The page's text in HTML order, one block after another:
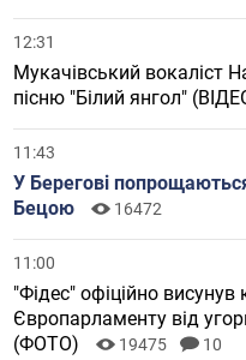
12:31
Мукачівський вокаліст
пісню "Білий янгол"
11:43
У Берегові
Бецою
16472
11:00
"Фідес" офіційно
Європарламенту від
(ФОТО)
19475 10